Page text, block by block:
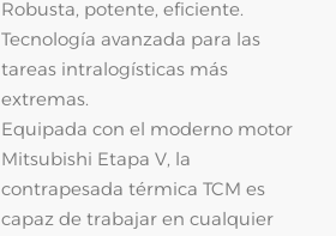
Robusta, potente, eficiente.
Tecnología avanzada para las
tareas intralogísticas más
extremas.
Equipada con el moderno motor
Mitsubishi Etapa V, la
contrapesada térmica TCM es
capaz de trabajar en cualquier